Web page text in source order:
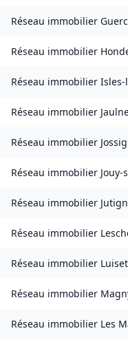
Réseau immobilier
Réseau immobilier
Réseau immobilier Isles-
Réseau immobilier
Réseau immobilier
Réseau immobilier
Réseau immobilier
Réseau immobilier
Réseau immobilier
Réseau immobilier
Réseau immobilier Les